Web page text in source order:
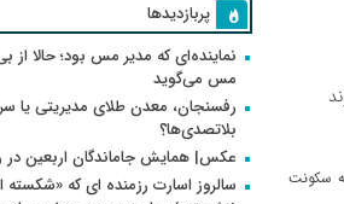
سکونت
پربازدیدها
نماینده‌ای که مدیر مس بود؛ حالا از
مس می‌گوید
رفسنجان، معدن طلای مدیریتی یا
بلاتصدی‌ها؟
عکس| همایش جاماندگان اربعین در
سالروز اسارت رزمنده ای که «شکسته